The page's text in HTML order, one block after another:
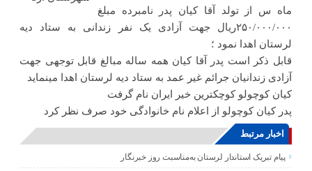
ماه س از تولد آقا کیان پدر نامبرده مبلغ
۲۵۰/۰۰۰/۰۰۰ریال جهت آزادی یک نفر زندانی به ستاد دیه
لرستان اهدا نمود ؛
قابل ذکر است پدر آقا کیان همه ساله مبالغ قابل توجهی جهت
آزادی زندانیان جرائم غیر عمد به ستاد دیه لرستان اهدا مینماید
کیان کوچولو کوچکترین خیر ایران نام گرفت
پدر کیان کوچولو از اعلام نام خانوادگی خود صرف نظر کرد
اخبار مرتبط
پیام تبریک استاندار لرستان به‌مناسبت روز خبرنگار